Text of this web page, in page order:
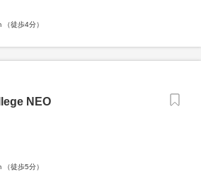
徒歩4分）
NEO
徒歩5分）